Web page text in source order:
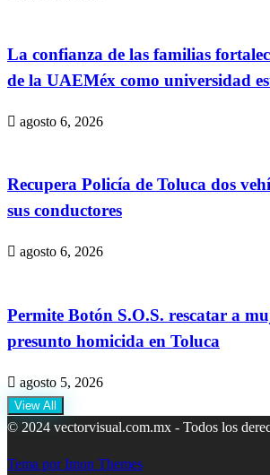
La confianza de las familias
de la UAEMéx como universidad
agosto 6, 2026
Recupera Policía de Toluca dos
sus conductores
agosto 6, 2026
Permite Botón S.O.S. rescatar a
presunto homicida en Toluca
agosto 5, 2026
View All
© 2024 vectorvisual.com.mx - Todos los
Tema por Imon Themes